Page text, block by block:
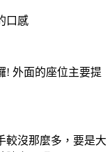
口感
! 外面的座位主要提
較沒那麼多，要是大